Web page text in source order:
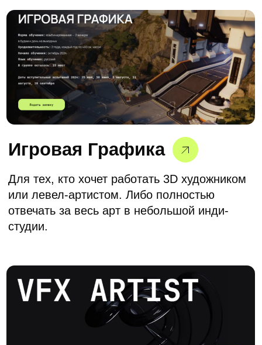
Нажимая на кнопку, вы даете согласие на обработку
персональных данных и соглашаетесь cполитикой
конфиденциальности.
Зарегистрироваться
©2026. Все права защищены
Центр дизайна Artplay
105120, Москва, ул. Нижняя Сыромятническая,
10, стр. 4, вход 4а
АНО ВО «Универсальный Университет»
+7 (495) 640-30-14
INFO@SCREAM.SCHOOL